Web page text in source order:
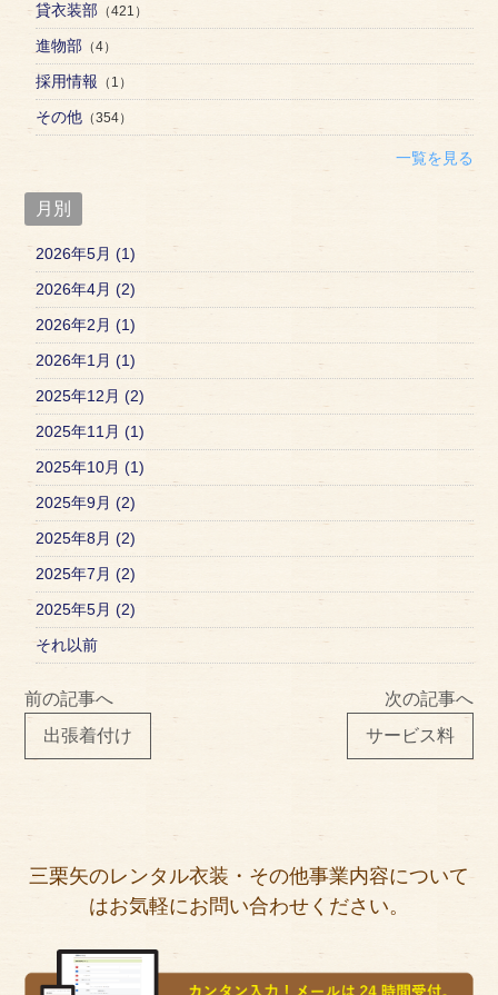
貸衣装部 （421）
進物部 （4）
採用情報 （1）
その他 （354）
一覧を見る
月別
2026年5月 (1)
2026年4月 (2)
2026年2月 (1)
2026年1月 (1)
2025年12月 (2)
2025年11月 (1)
2025年10月 (1)
2025年9月 (2)
2025年8月 (2)
2025年7月 (2)
2025年5月 (2)
それ以前
前の記事へ
出張着付け
次の記事へ
サービス料
三栗矢のレンタル衣装・その他事業内容について
はお気軽にお問い合わせください。